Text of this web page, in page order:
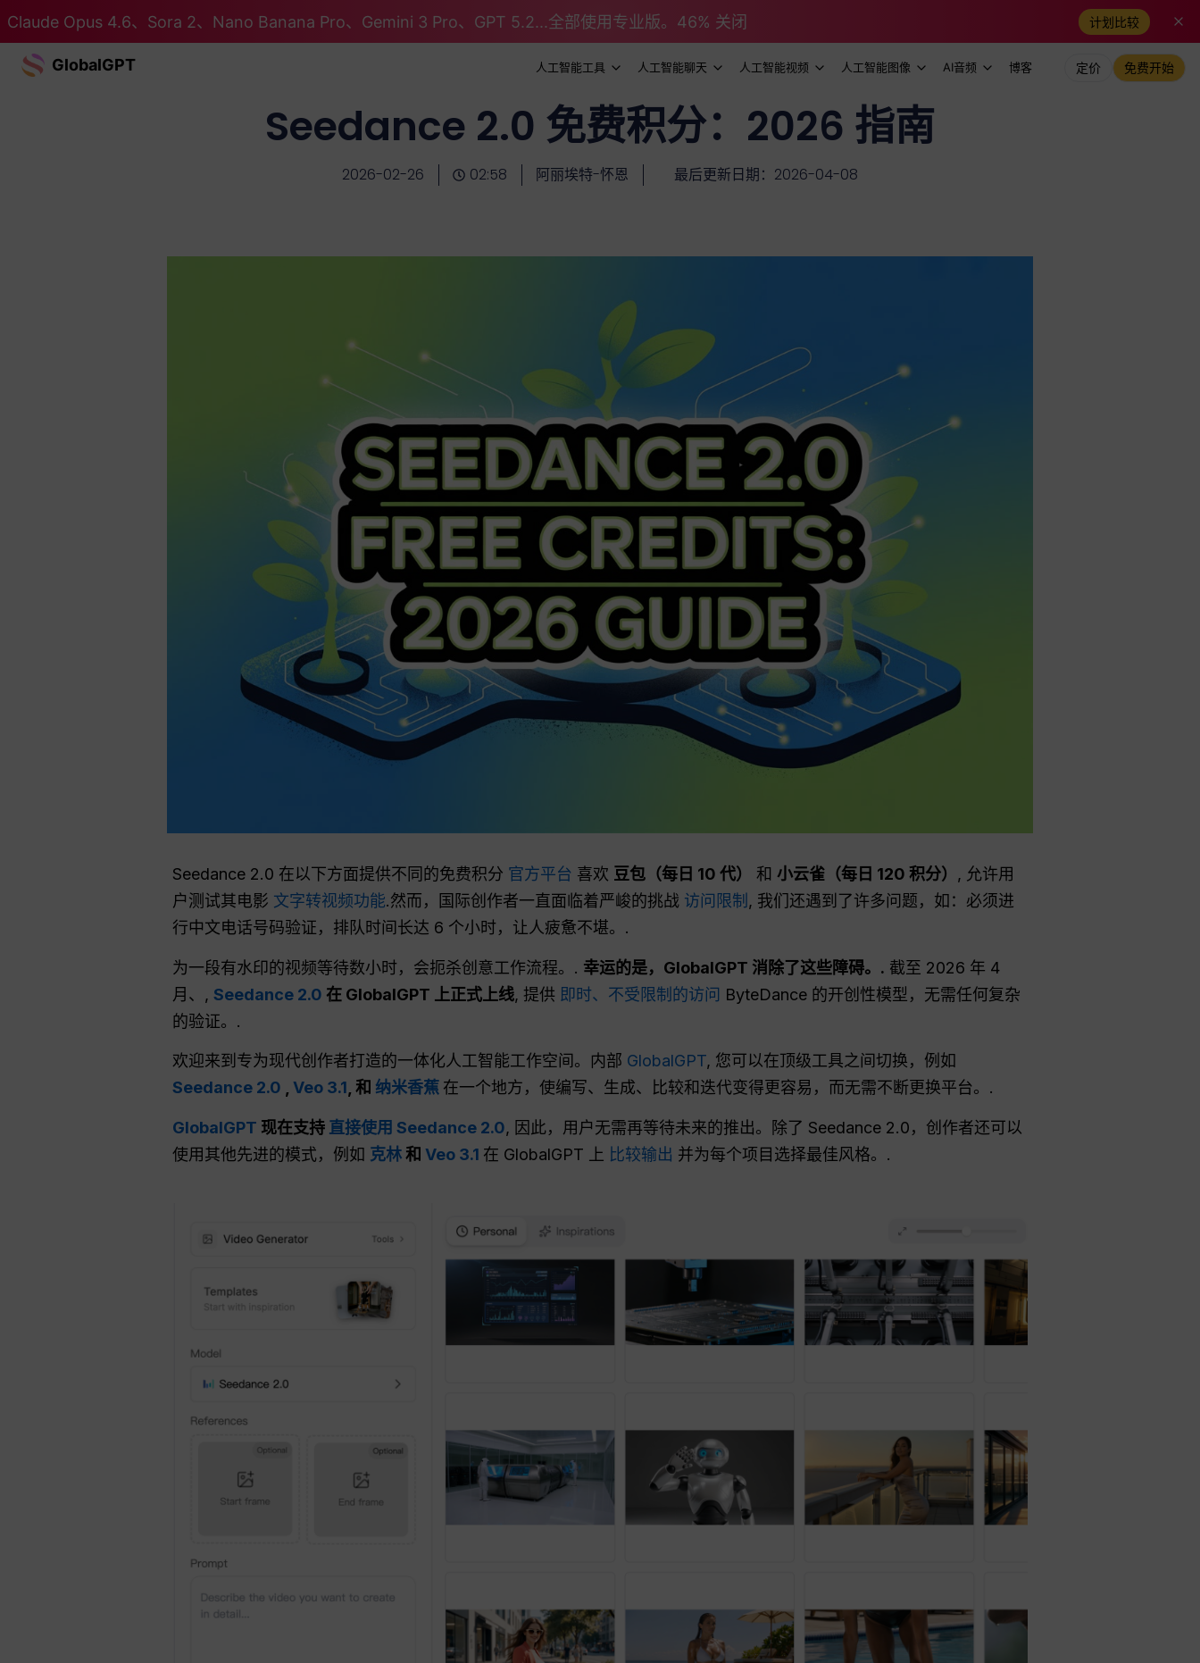
Claude Opus 4.6、Sora 2、Nano Banana Pro、Gemini 3 Pro、GPT 5.2...全部使用专业版。46% 关闭 计划比较
GlobalGPT 人工智能工具 人工智能聊天 人工智能视频 人工智能图像 AI音频 博客 定价 免费开始
Seedance 2.0 免费积分：2026 指南
2026-02-26 02:58 阿丽埃特-怀恩 最后更新日期：2026-04-08
Seedance 2.0 在以下方面提供不同的免费积分 官方平台 喜欢 豆包（每日 10 代） 和 小云雀（每日 120 积分） , 允许用
户测试其电影 文字转视频功能.然而，国际创作者一直面临着严峻的挑战 访问限制 , 我们还遇到了许多问题，如：必须进
行中文电话号码验证，排队时间长达 6 个小时，让人疲惫不堪。.
为一段有水印的视频等待数小时，会扼杀创意工作流程。. 幸运的是，GlobalGPT 消除了这些障碍。. 截至 2026 年 4
月、, Seedance 2.0 在 GlobalGPT 上正式上线, 提供 即时、不受限制的访问 ByteDance 的开创性模型，无需任何复杂
的验证。.
欢迎来到专为现代创作者打造的一体化人工智能工作空间。内部 GlobalGPT, 您可以在顶级工具之间切换，例如
Seedance 2.0
Veo 3.1 , 和 纳米香蕉 在一个地方，使编写、生成、比较和迭代变得更容易，而无需不断更换平台。.
GlobalGPT 现在支持 直接使用 Seedance 2.0, 因此，用户无需再等待未来的推出。除了 Seedance 2.0，创作者还可以
使用其他先进的模式，例如 克林和 Veo 3.1 在 GlobalGPT 上 比较输出 并为每个项目选择最佳风格。.